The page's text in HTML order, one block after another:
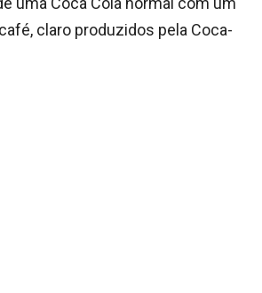
claro produzidos pela Coca-